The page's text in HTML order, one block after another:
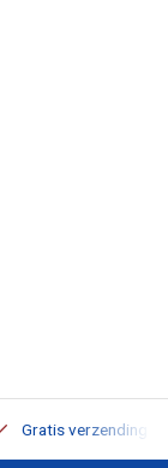
Gratis verzending